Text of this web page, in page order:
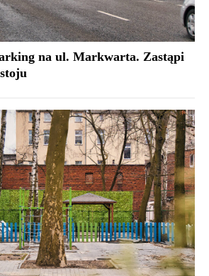
na ul. Markwarta. Zastąpi